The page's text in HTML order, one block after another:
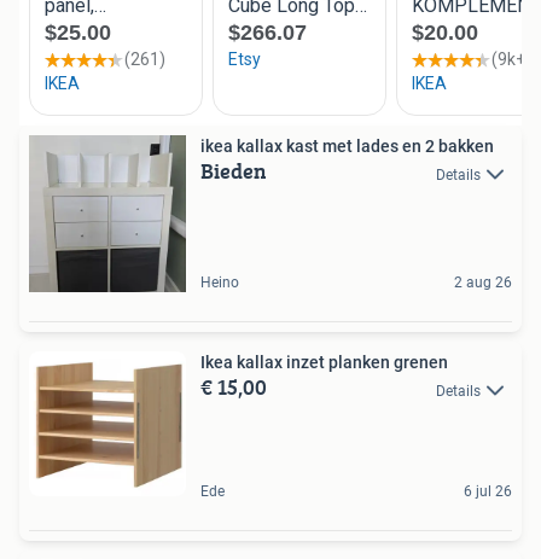
ikea kallax kast met lades en 2 bakken
Bieden Details
Heino 2 aug 26
Ikea kallax inzet planken grenen
€ 15,00 Details
Ede 6 jul 26